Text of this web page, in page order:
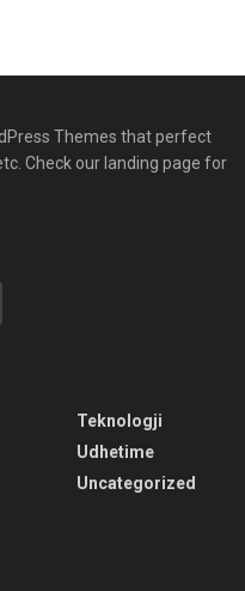
Themes that perfect
Check our landing page for
Teknologji
Udhetime
Uncategorized